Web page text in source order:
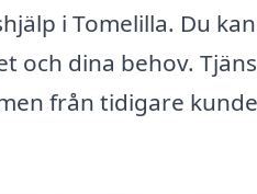
i Tomelilla. Du
och dina behov.
från tidigare